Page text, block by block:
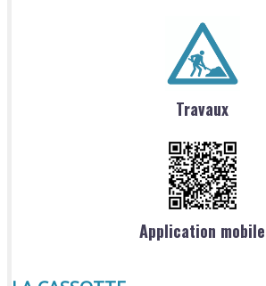
Travaux
Application mobile